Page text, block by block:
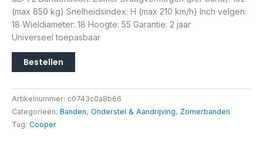
(max 850 kg) Snelheidsindex: H (max 210 km/h) Inch velgen:
18 Wieldiameter: 18 Hoogte: 55 Garantie: 2 jaar
Universeel toepasbaar
Bestellen
Artikelnummer: c0743c0a8b66
Categorieën: Banden, Onderstel & Aandrijving, Zomerbanden
Tag: Cooper